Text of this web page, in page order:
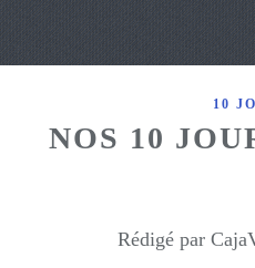
10
NOS 10
Rédigé par